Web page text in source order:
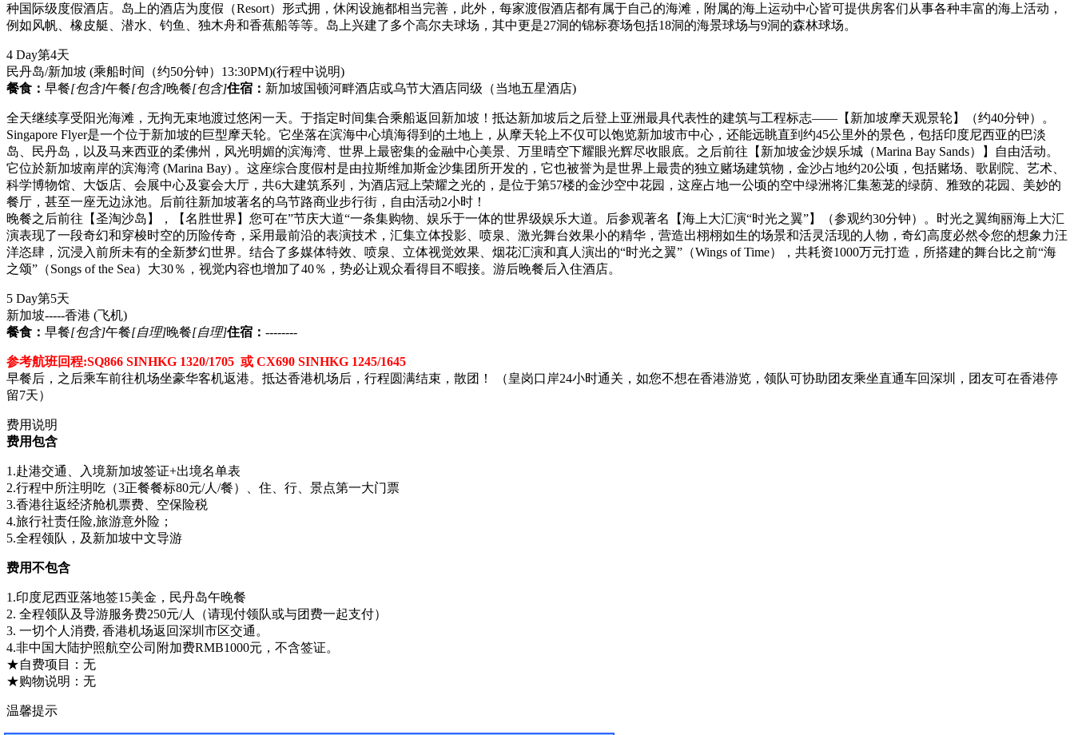
种国际级度假酒店。岛上的酒店为度假（Resort）形式拥，休闲设施都相当完善，此外，每家渡假酒店都有属于自己的海滩，附属的海上运动中心皆可提供房客们从事各种丰富的海上活动，
例如风帆、橡皮艇、潜水、钓鱼、独木舟和香蕉船等等。岛上兴建了多个高尔夫球场，其中更是27洞的锦标赛场包括18洞的海景球场与9洞的森林球场。
4 Day第4天
民丹岛/新加坡 (乘船时间（约50分钟）13:30PM)(行程中说明)
餐食： 早餐[包含]午餐[包含]晚餐[包含]住宿： 新加坡国顿河畔酒店或乌节大酒店同级（当地五星酒店)
全天继续享受阳光海滩，无拘无束地渡过悠闲一天。于指定时间集合乘船返回新加坡！抵达新加坡后之后登上亚洲最具代表性的建筑与工程标志——【新加坡摩天观景轮】（约40分钟）。
Singapore Flyer是一个位于新加坡的巨型摩天轮。它坐落在滨海中心填海得到的土地上，从摩天轮上不仅可以饱览新加坡市中心，还能远眺直到约45公里外的景色，包括印度尼西亚的巴淡
岛、民丹岛，以及马来西亚的柔佛州，风光明媚的滨海湾、世界上最密集的金融中心美景、万里晴空下耀眼光辉尽收眼底。之后前往【新加坡金沙娱乐城（Marina Bay Sands）】自由活动。
它位於新加坡南岸的滨海湾 (Marina Bay) 。这座综合度假村是由拉斯维加斯金沙集团所开发的，它也被誉为是世界上最贵的独立赌场建筑物，金沙占地约20公顷，包括赌场、歌剧院、艺术、
科学博物馆、大饭店、会展中心及宴会大厅，共6大建筑系列，为酒店冠上荣耀之光的，是位于第57楼的金沙空中花园，这座占地一公顷的空中绿洲将汇集葱茏的绿荫、雅致的花园、美妙的
餐厅，甚至一座无边泳池。后前往新加坡著名的乌节路商业步行街，自由活动2小时！
晚餐之后前往【圣淘沙岛】，【名胜世界】您可在”节庆大道“一条集购物、娱乐于一体的世界级娱乐大道。后参观著名【海上大汇演“时光之翼”】（参观约30分钟）。时光之翼绚丽海上大汇
演表现了一段奇幻和穿梭时空的历险传奇，采用最前沿的表演技术，汇集立体投影、喷泉、激光舞台效果小的精华，营造出栩栩如生的场景和活灵活现的人物，奇幻高度必然令您的想象力汪
洋恣肆，沉浸入前所未有的全新梦幻世界。结合了多媒体特效、喷泉、立体视觉效果、烟花汇演和真人演出的“时光之翼”（Wings of Time），共耗资1000万元打造，所搭建的舞台比之前“海
之颂”（Songs of the Sea）大30％，视觉内容也增加了40％，势必让观众看得目不暇接。游后晚餐后入住酒店。
5 Day第5天
新加坡-----香港 (飞机)
餐食： 早餐[包含]午餐[自理]晚餐[自理]住宿： --------
参考航班回程:SQ866 SINHKG 1320/1705 或 CX690 SINHKG 1245/1645
早餐后，之后乘车前往机场坐豪华客机返港。抵达香港机场后，行程圆满结束，散团！ （皇岗口岸24小时通关，如您不想在香港游览，领队可协助团友乘坐直通车回深圳，团友可在香港停
留7天）
费用说明
费用包含
1.赴港交通、入境新加坡签证+出境名单表
2.行程中所注明吃（3正餐餐标80元/人/餐）、住、行、景点第一大门票
3.香港往返经济舱机票费、空保险税
4.旅行社责任险,旅游意外险；
5.全程领队，及新加坡中文导游
费用不包含
1.印度尼西亚落地签15美金，民丹岛午晚餐
2. 全程领队及导游服务费250元/人（请现付领队或与团费一起支付）
3. 一切个人消费, 香港机场返回深圳市区交通。
4.非中国大陆护照航空公司附加费RMB1000元，不含签证。
★自费项目：无
★购物说明：无
温馨提示